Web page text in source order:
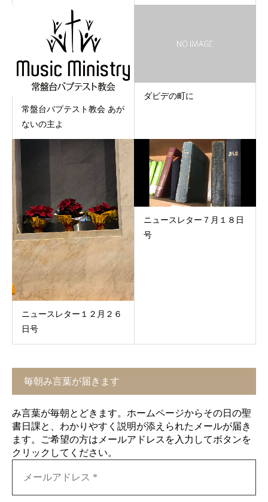
常盤台バプテスト教会 あが
ないの主よ
ダビデの町に
ニュースレター１２月２６
日号
ニュースレター７月１８日
号
毎朝み言葉が届きます
み言葉が毎朝とどきます。ホームページからその日の聖
書日課と、わかりやすく説明が添えられたメールが届き
ます。ご希望の方はメールアドレスを入力してボタンを
クリックしてください。